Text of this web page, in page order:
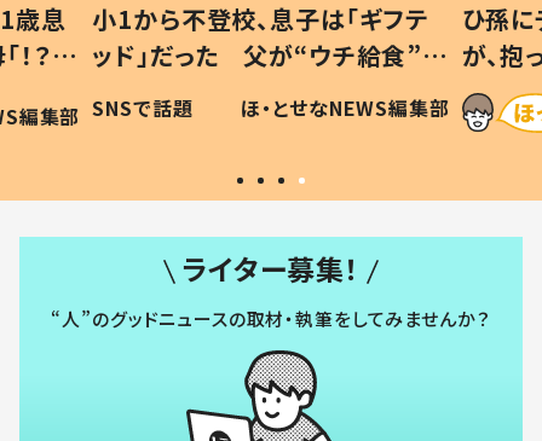
歳息
？」
編集部
小1から不登校、息子は「ギフテ
ッド」だった 父が“ウチ給食”を
作り続ける理由とは #令和の親
#令和の子
SNSで話題 ほ・とせなNEWS編集部
ひ孫
が、
「涙が
い」
ライター募集！
“人”のグッドニュースの取材・執筆をしてみませんか？